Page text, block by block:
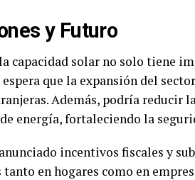
y Futuro
capacidad solar no solo tiene
espera que la expansión del
Además, podría reducir
energía, fortaleciendo la
incentivos fiscales y
tanto en hogares como en